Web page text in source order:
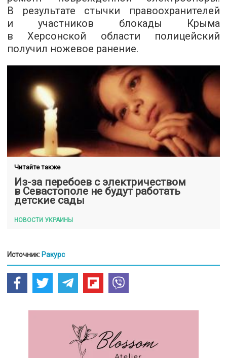
В результате стычки правоохранителей
и участников блокады Крыма
в Херсонской области полицейский
получил ножевое ранение.
Читайте также
Из-за перебоев с электричеством
в Севастополе не будут работать
детские сады
НОВОСТИ УКРАИНЫ
Источник: Ракурс